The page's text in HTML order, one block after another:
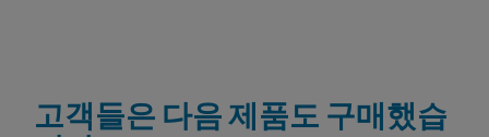
고객들은 다음 제품도 구매했습